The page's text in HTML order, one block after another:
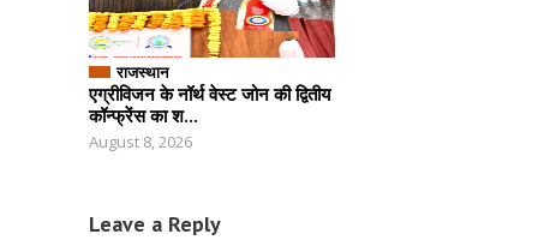
राजस्थान
एग्रीविजन के नॉर्थ वेस्ट जोन की द्वितीय
कॉन्फ्रेंस का श...
August 8, 2026
Leave a Reply